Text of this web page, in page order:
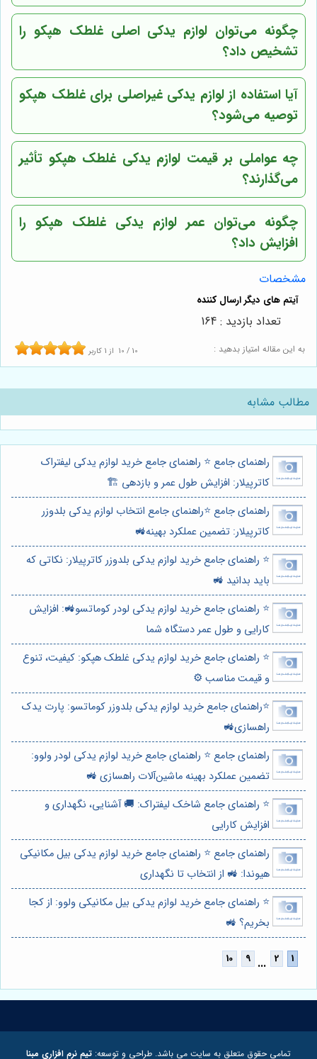
چگونه می‌توان لوازم یدکی اصلی غلطک هپکو را
تشخیص داد؟
آیا استفاده از لوازم یدکی غیراصلی برای غلطک هپکو
توصیه می‌شود؟
چه عواملی بر قیمت لوازم یدکی غلطک هپکو تأثیر
می‌گذارند؟
چگونه می‌توان عمر لوازم یدکی غلطک هپکو را
افزایش داد؟
مشخصات
به این مقاله امتیاز بدهید : 10 / 10 از 1 کاربر
تعداد بازدید : 164
مطالب مشابه
راهنمای جامع ⭐️ راهنمای جامع خرید لوازم یدکی لیفتراک
کاترپیلار: افزایش طول عمر و بازدهی 🏗️
راهنمای جامع ⭐️راهنمای جامع انتخاب لوازم یدکی بلدوزر
کاترپیلار: تضمین عملکرد بهینه🚜
⭐️ راهنمای جامع خرید لوازم یدکی بلدوزر کاترپیلار: نکاتی که
باید بدانید 🚜
⭐️ راهنمای جامع خرید لوازم یدکی لودر کوماتسو🚜: افزایش
کارایی و طول عمر دستگاه شما
⭐️ راهنمای جامع خرید لوازم یدکی غلطک هپکو: کیفیت، تنوع
و قیمت مناسب ⚙️
⭐️راهنمای جامع خرید لوازم یدکی بلدوزر کوماتسو: پارت یدک
راهسازی🚜
راهنمای جامع ⭐️ راهنمای جامع خرید لوازم یدکی لودر ولوو:
تضمین عملکرد بهینه ماشین‌آلات راهسازی 🚜
⭐️ راهنمای جامع شاخک لیفتراک: 🚚 آشنایی، نگهداری و
افزایش کارایی
راهنمای جامع ⭐️ راهنمای جامع خرید لوازم یدکی بیل مکانیکی
هیوندا: 🚜 از انتخاب تا نگهداری
⭐️ راهنمای جامع خرید لوازم یدکی بیل مکانیکی ولوو: از کجا
بخریم؟ 🚜
...
تمامی حقوق متعلق به سایت می باشد. طراحی و توسعه: تیم نرم افزاری مبنا